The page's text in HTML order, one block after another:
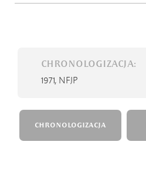
CHRONOLOGIZACJA:
1971, NFJP
CHRONOLOGIZACJA